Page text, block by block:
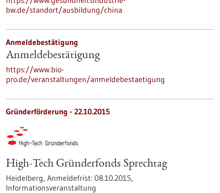
bw.de/standort/ausbildung/china
Anmeldebestätigung
Anmeldebestätigung
https://www.bio-
pro.de/veranstaltungen/anmeldebestaetigung
Gründerförderung - 22.10.2015
High-Tech Gründerfonds Sprechtag
Heidelberg, Anmeldefrist: 08.10.2015,
Informationsveranstaltung